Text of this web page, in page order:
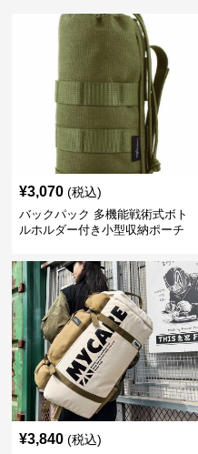
¥3,070 (税込)
バックパック 多機能戦術式ボト
ルホルダー付き小型収納ポーチ
¥3,840 (税込)